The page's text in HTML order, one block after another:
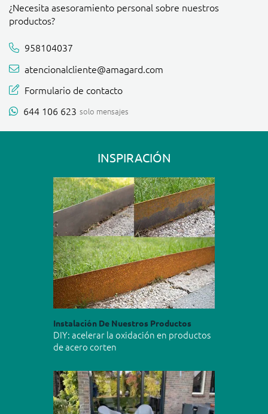
¿Necesita asesoramiento personal sobre nuestros
productos?
958104037
atencionalcliente@amagard.com
Formulario de contacto
644 106 623 solo mensajes
INSPIRACIÓN
Instalación De Nuestros Productos
DIY: acelerar la oxidación en productos
de acero corten